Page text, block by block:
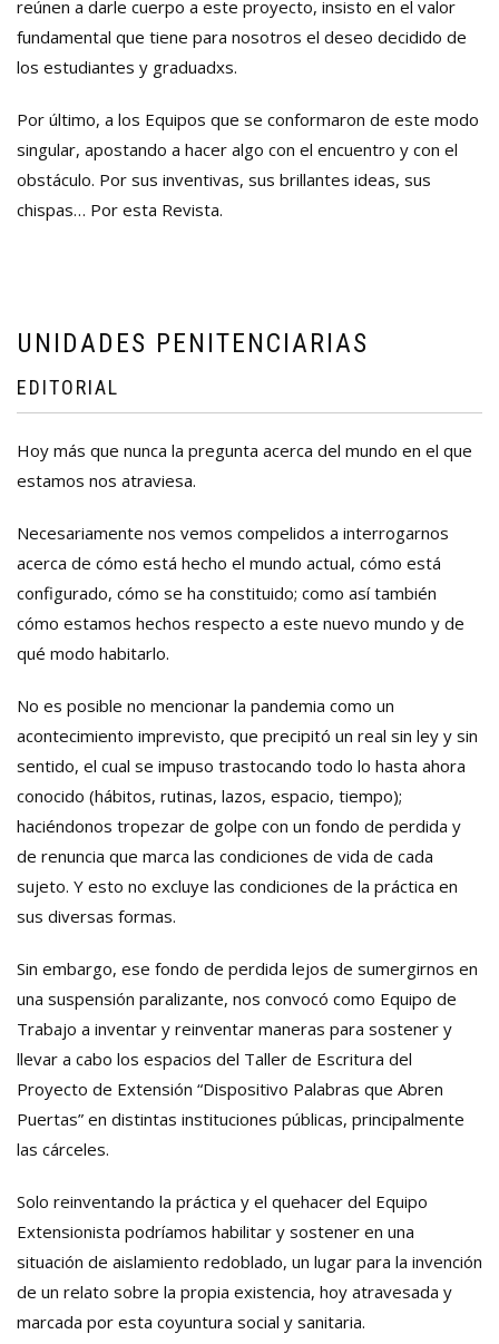
reúnen a darle cuerpo a este proyecto, insisto en el valor
fundamental que tiene para nosotros el deseo decidido de
los estudiantes y graduadxs.
Por último, a los Equipos que se conformaron de este modo
singular, apostando a hacer algo con el encuentro y con el
obstáculo. Por sus inventivas, sus brillantes ideas, sus
chispas… Por esta Revista.
UNIDADES PENITENCIARIAS
EDITORIAL
Hoy más que nunca la pregunta acerca del mundo en el que
estamos nos atraviesa.
Necesariamente nos vemos compelidos a interrogarnos
acerca de cómo está hecho el mundo actual, cómo está
configurado, cómo se ha constituido; como así también
cómo estamos hechos respecto a este nuevo mundo y de
qué modo habitarlo.
No es posible no mencionar la pandemia como un
acontecimiento imprevisto, que precipitó un real sin ley y sin
sentido, el cual se impuso trastocando todo lo hasta ahora
conocido (hábitos, rutinas, lazos, espacio, tiempo);
haciéndonos tropezar de golpe con un fondo de perdida y
de renuncia que marca las condiciones de vida de cada
sujeto. Y esto no excluye las condiciones de la práctica en
sus diversas formas.
Sin embargo, ese fondo de perdida lejos de sumergirnos en
una suspensión paralizante, nos convocó como Equipo de
Trabajo a inventar y reinventar maneras para sostener y
llevar a cabo los espacios del Taller de Escritura del
Proyecto de Extensión “Dispositivo Palabras que Abren
Puertas” en distintas instituciones públicas, principalmente
las cárceles.
Solo reinventando la práctica y el quehacer del Equipo
Extensionista podríamos habilitar y sostener en una
situación de aislamiento redoblado, un lugar para la invención
de un relato sobre la propia existencia, hoy atravesada y
marcada por esta coyuntura social y sanitaria.